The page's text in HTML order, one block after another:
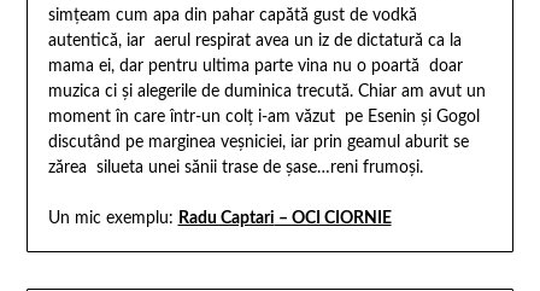
simţeam cum apa din pahar capătă gust de vodkă
autentică, iar aerul respirat avea un iz de dictatură ca la
mama ei, dar pentru ultima parte vina nu o poartă doar
muzica ci şi alegerile de duminica trecută. Chiar am avut un
moment în care într-un colţ i-am văzut pe Esenin şi Gogol
discutând pe marginea veşniciei, iar prin geamul aburit se
zărea silueta unei sănii trase de şase…reni frumoşi.
Un mic exemplu: Radu Captari – OCI CIORNIE